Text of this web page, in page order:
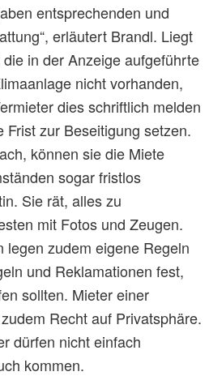
entsprechenden und
erläutert Brandl. Liegt
in der Anzeige aufgeführte
nicht vorhanden,
dies schriftlich melden
Frist zur Beseitigung setzen.
können sie die Miete
sogar fristlos
Sie rät, alles zu
mit Fotos und Zeugen.
legen zudem eigene Regeln
und Reklamationen fest,
sollten. Mieter einer
Recht auf Privatsphäre.
dürfen nicht einfach
kommen.